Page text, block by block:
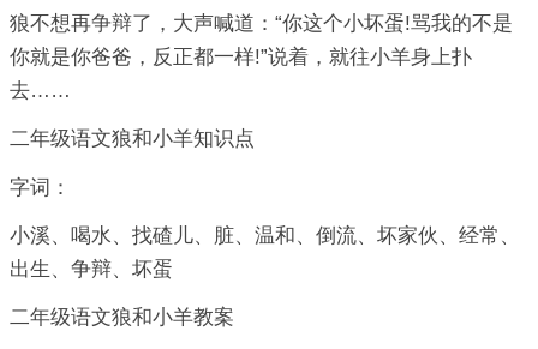
狼不想再争辩了，大声喊道：“你这个小坏蛋!骂我的不是
你就是你爸爸，反正都一样!”说着，就往小羊身上扑
去……
二年级语文狼和小羊知识点
字词：
小溪、喝水、找碴儿、脏、温和、倒流、坏家伙、经常、
出生、争辩、坏蛋
二年级语文狼和小羊教案